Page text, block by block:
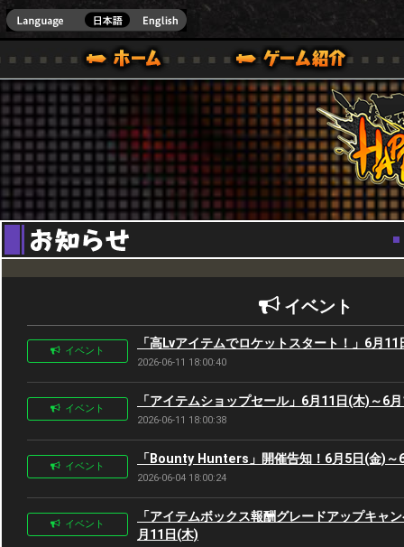
Youtube
ONE VER.]
ガイド
ル｜HAPPY WARS(ハッピーウォーズ)公式サイト [ XBOX 360,XBOX ONE VER.]
サポート | HAPPY WARS(ハッピーウォーズ)公式サイ
イベント
イベント 「高Lvアイテムでロケットスタート！」6月
2026-06-11 18:00:40
イベント 「アイテムショップセール」6月11日(木)～6
2026-06-11 18:00:38
イベント 「Bounty Hunters」開催告知！6月5日(金)～
2026-06-04 18:00:24
イベント
「アイテムボックス報酬グレードアップキャ
月11日(木)